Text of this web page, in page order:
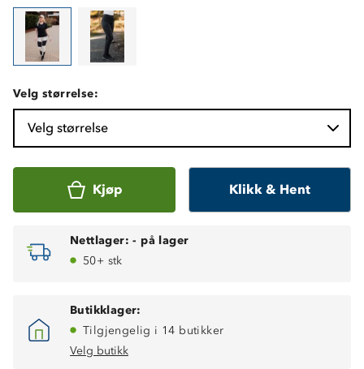
Velg størrelse:
Velg størrelse
Kjøp Klikk & Hent
Nettlager: - på lager
50+ stk
Butikklager:
Tilgjengelig i 14 butikker
Velg butikk